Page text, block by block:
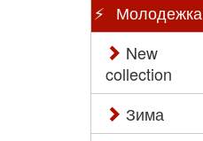
Молодежка
New
collection
Зима